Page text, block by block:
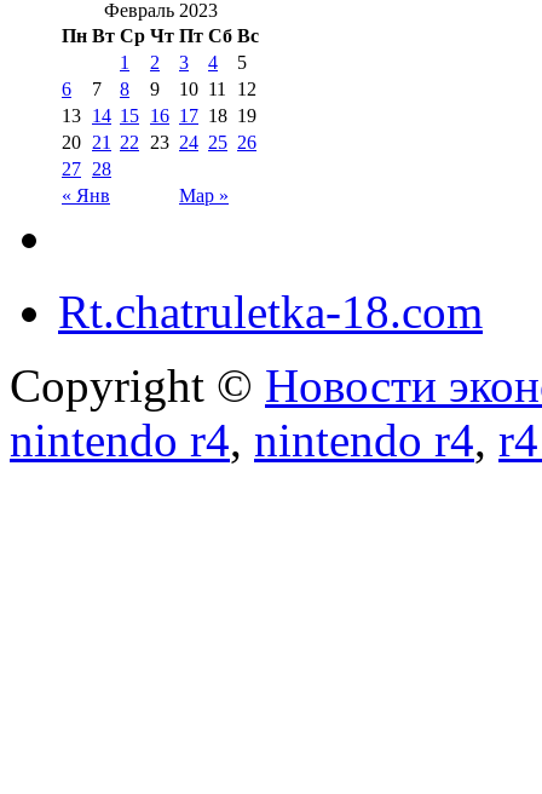
Февраль 2023
Пн Вт Ср Чт Пт Сб Вс
« Янв Мар »
1 2 3 4
5
6
7 8 9 10 11
12
13 14 15 16 17 18 19
20 21 22 23 24 25 26
27 28
Rt.chatruletka-18.com
Copyright © Новости
nintendo r4, nintendo r4,